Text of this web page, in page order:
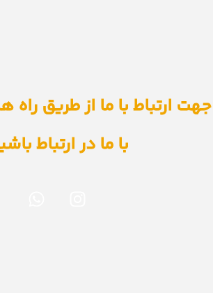
جهت ارتباط با ما از طریق راه
با ما در ارتباط